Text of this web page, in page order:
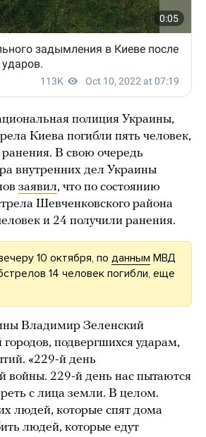
полиция Украины,
Киева погибли пять человек,
В свою очередь
внутренних дел Украины
заявил, что по состоянию
Шевченковского района
и 24 получили ранения.
10 октября, по данным МВД
14 человек погибли, еще
Владимир Зеленский
подвергшихся ударам,
«229-й день
войны. 229-й день нас пытаются
с лица земли. В целом.
людей, которые спят дома
людей, которые едут